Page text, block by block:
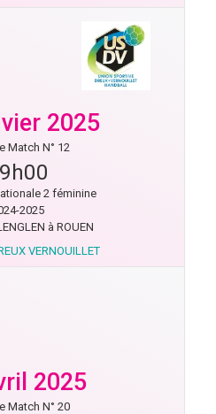
2025
Match N° 12
2 féminine
2025
à ROUEN
VERNOUILLET
2025
Match N° 20